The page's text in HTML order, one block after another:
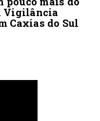
Vigilância
Caxias do Sul